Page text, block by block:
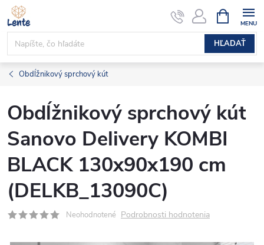
Prejsť
na
obsah
HĽADAŤ
KOŠÍK
Obdĺžnikový sprchový kút
Obdĺžnikový sprchový kút
Sanovo Delivery KOMBI
BLACK 130x90x190 cm
(DELKB_13090C)
Neohodnotené Podrobnosti hodnotenia